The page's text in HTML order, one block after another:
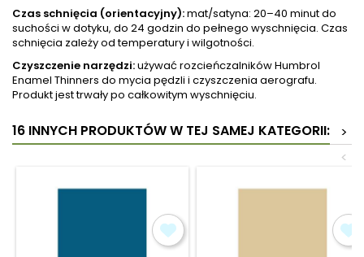
Czas schnięcia (orientacyjny):mat/satyna: 20–40 minut do
suchości w dotyku, do 24 godzin do pełnego wyschnięcia. Czas
schnięcia zależy od temperatury i wilgotności.
Czyszczenie narzędzi:używać rozcieńczalników Humbrol
Enamel Thinners do mycia pędzli i czyszczenia aerografu.
Produkt jest trwały po całkowitym wyschnięciu.
16 INNYCH PRODUKTÓW W TEJ SAMEJ KATEGORII:
>
<